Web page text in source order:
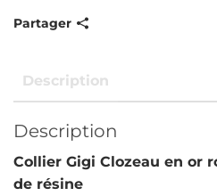
Partager
Description
Description
Collier Gigi Clozeau en or
de résine